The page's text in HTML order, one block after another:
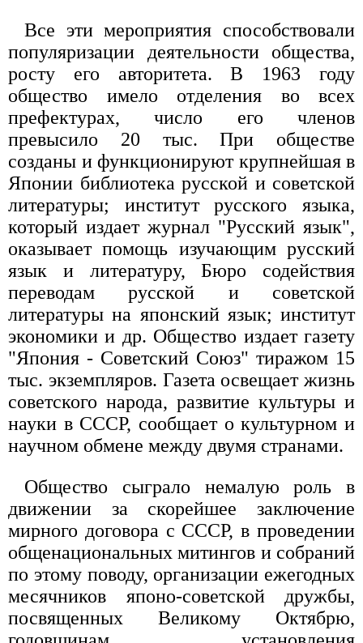
Все эти мероприятия способствовали
популяризации деятельности общества,
росту его авторитета. В 1963 году
общество имело отделения во всех
префектурах, число его членов
превысило 20 тыс. При обществе
созданы и функционируют крупнейшая в
Японии библиотека русской и советской
литературы; институт русского языка,
который издает журнал "Русский язык",
оказывает помощь изучающим русский
язык и литературу, Бюро содействия
переводам русской и советской
литературы на японский язык; институт
экономики и др. Общество издает газету
"Япония - Советский Союз" тиражом 15
тыс. экземпляров. Газета освещает жизнь
советского народа, развитие культуры и
науки в СССР, сообщает о культурном и
научном обмене между двумя странами.
Общество сыграло немалую роль в
движении за скорейшее заключение
мирного договора с СССР, в проведении
общенациональных митингов и собраний
по этому поводу, организации ежегодных
месячников японо-советской дружбы,
посвященных Великому Октябрю,